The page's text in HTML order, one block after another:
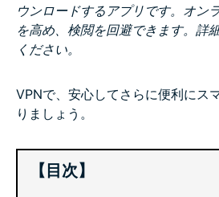
ウンロードするアプリです。オン
を高め、検閲を回避できます。詳
ください。
VPNで、安心してさらに便利にス
りましょう。
【目次】